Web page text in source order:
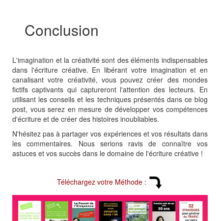
Conclusion
L'imagination et la créativité sont des éléments indispensables
dans l'écriture créative. En libérant votre imagination et en
canalisant votre créativité, vous pouvez créer des mondes
fictifs captivants qui captureront l'attention des lecteurs. En
utilisant les conseils et les techniques présentés dans ce blog
post, vous serez en mesure de développer vos compétences
d'écriture et de créer des histoires inoubliables.
N'hésitez pas à partager vos expériences et vos résultats dans
les commentaires. Nous serions ravis de connaître vos
astuces et vos succès dans le domaine de l'écriture créative !
Téléchargez votre Méthode :